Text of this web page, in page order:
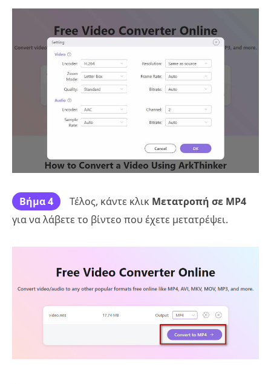
Βήμα 4 Τέλος, κάντε κλικ Μετατροπή σε MP4
για να λάβετε το βίντεο που έχετε μετατρέψει.